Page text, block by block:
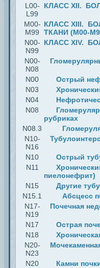
L00-
L99
КЛАСС XII.
M00-
M99
КЛАСС XIII.
ТКАНИ (M00-
N00-
N99
КЛАСС XIV.
N00-
N08
N00
Острый
N03
N04
N08
рубриках
N08.3
N10-
N16
N10
Острый
N11
пиелонефрит)
N15
Другие
N15.1
Абсцесс
N17-
N19
Почечная
N17
Острая
N18
N20-
N23
N20
Камни